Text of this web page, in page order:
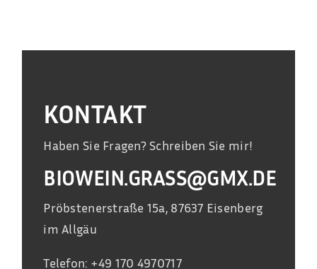
KONTAKT
Haben Sie Fragen? Schreiben Sie mir!
BIOWEIN.GRASS@GMX.DE
Pröbstenerstraße 15a, 87637 Eisenberg
im Allgäu
Telefon: +49 170 4970717